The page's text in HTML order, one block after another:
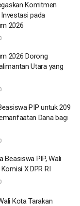
Komitmen
pada
2026
2026 Dorong
Utara yang
PIP untuk 209
Dana bagi
Beasiswa PIP, Wali
X DPR RI
Kota Tarakan